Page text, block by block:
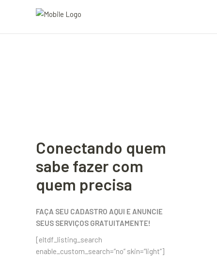
Conectando quem
sabe fazer com
quem precisa
FAÇA SEU CADASTRO AQUI E ANUNCIE
SEUS SERVIÇOS GRATUITAMENTE!
[eltdf_listing_search
enable_custom_search=”no” skin=”light”]